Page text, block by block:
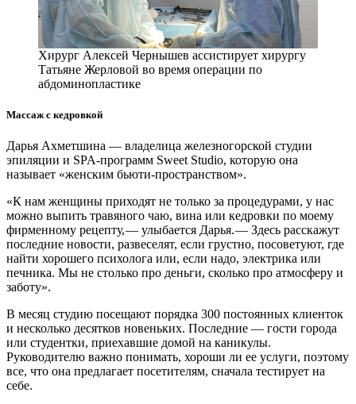
Хирург Алексей Чернышев ассистирует хирургу
Татьяне Жерловой во время операции по
абдоминопластике
Массаж с кедровкой
Дарья Ахметшина — ​владелица железногорской студии
эпиляции и SPA-программ Sweet Studio, которую она
называет «женским бьюти-­пространством».
«К нам женщины приходят не только за процедурами, у нас
можно выпить травяного чаю, вина или кедровки по моему
фирменному рецепту, — ​улыбается Дарья. — ​Здесь расскажут
последние новости, развеселят, если грустно, посоветуют, где
найти хорошего психолога или, если надо, электрика или
печника. Мы не столько про деньги, сколько про атмосферу и
заботу».
В месяц студию посещают порядка 300 постоянных клиенток
и несколько десятков новеньких. Последние — ​гости города
или студентки, приехавшие домой на каникулы.
Руководителю важно понимать, хороши ли ее услуги, поэтому
все, что она предлагает посетителям, сначала тестирует на
себе.